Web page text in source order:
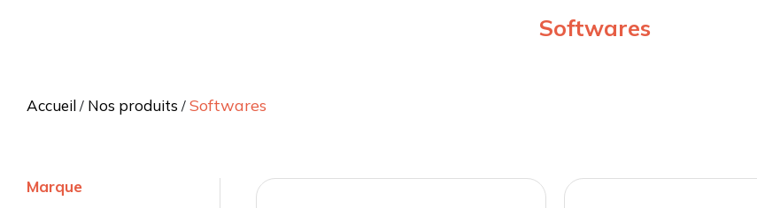
Softwares
Accueil / Nos produits / Softwares
Marque